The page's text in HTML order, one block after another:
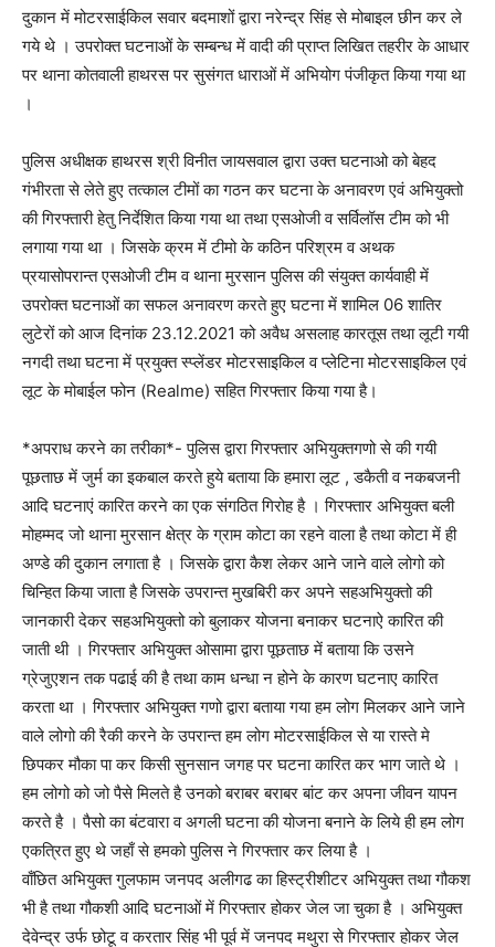
दुकान में मोटरसाईकिल सवार बदमाशों द्वारा नरेन्द्र सिंह से मोबाइल छीन कर ले
गये थे । उपरोक्त घटनाओं के सम्बन्ध में वादी की प्राप्त लिखित तहरीर के आधार
पर थाना कोतवाली हाथरस पर सुसंगत धाराओं में अभियोग पंजीकृत किया गया था
।
पुलिस अधीक्षक हाथरस श्री विनीत जायसवाल द्वारा उक्त घटनाओ को बेहद
गंभीरता से लेते हुए तत्काल टीमों का गठन कर घटना के अनावरण एवं अभियुक्तो
की गिरफ्तारी हेतु निर्देशित किया गया था तथा एसओजी व सर्विलॉस टीम को भी
लगाया गया था । जिसके क्रम में टीमो के कठिन परिश्रम व अथक
प्रयासोपरान्त एसओजी टीम व थाना मुरसान पुलिस की संयुक्त कार्यवाही में
उपरोक्त घटनाओं का सफल अनावरण करते हुए घटना में शामिल 06 शातिर
लुटेरों को आज दिनांक 23.12.2021 को अवैध असलाह कारतूस तथा लूटी गयी
नगदी तथा घटना में प्रयुक्त स्प्लेंडर मोटरसाइकिल व प्लेटिना मोटरसाइकिल एवं
लूट के मोबाईल फोन (Realme) सहित गिरफ्तार किया गया है।
*अपराध करने का तरीका*- पुलिस द्वारा गिरफ्तार अभियुक्तगणो से की गयी
पूछताछ में जुर्म का इकबाल करते हुये बताया कि हमारा लूट , डकैती व नकबजनी
आदि घटनाएं कारित करने का एक संगठित गिरोह है । गिरफ्तार अभियुक्त बली
मोहम्मद जो थाना मुरसान क्षेत्र के ग्राम कोटा का रहने वाला है तथा कोटा में ही
अण्डे की दुकान लगाता है । जिसके द्वारा कैश लेकर आने जाने वाले लोगो को
चिन्हित किया जाता है जिसके उपरान्त मुखबिरी कर अपने सहअभियुक्तो की
जानकारी देकर सहअभियुक्तो को बुलाकर योजना बनाकर घटनाऐ कारित की
जाती थी । गिरफ्तार अभियुक्त ओसामा द्वारा पूछताछ में बताया कि उसने
ग्रेजुएशन तक पढाई की है तथा काम धन्धा न होने के कारण घटनाए कारित
करता था । गिरफ्तार अभियुक्त गणो द्वारा बताया गया हम लोग मिलकर आने जाने
वाले लोगो की रैकी करने के उपरान्त हम लोग मोटरसाईकिल से या रास्ते मे
छिपकर मौका पा कर किसी सुनसान जगह पर घटना कारित कर भाग जाते थे ।
हम लोगो को जो पैसे मिलते है उनको बराबर बराबर बांट कर अपना जीवन यापन
करते है । पैसो का बंटवारा व अगली घटना की योजना बनाने के लिये ही हम लोग
एकत्रित हुए थे जहाँ से हमको पुलिस ने गिरफ्तार कर लिया है ।
वाँछित अभियुक्त गुलफाम जनपद अलीगढ का हिस्ट्रीशीटर अभियुक्त तथा गौकश
भी है तथा गौकशी आदि घटनाओं में गिरफ्तार होकर जेल जा चुका है । अभियुक्त
देवेन्द्र उर्फ छोटू व करतार सिंह भी पूर्व में जनपद मथुरा से गिरफ्तार होकर जेल